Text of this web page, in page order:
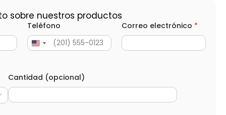
sobre nuestros productos
Teléfono Correo electrónico *
Cantidad (opcional)